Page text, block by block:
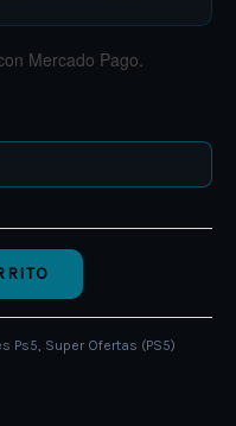
Mercado Pago.
Ps5, Super Ofertas (PS5)